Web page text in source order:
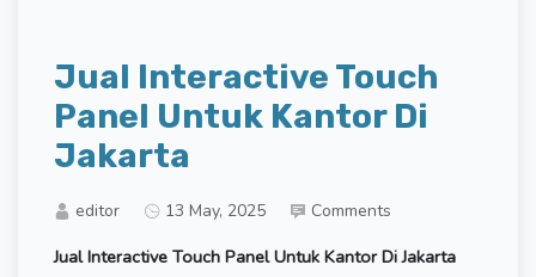
Jual Interactive Touch
Panel Untuk Kantor Di
Jakarta
editor 13 May, 2025 Comments
Jual Interactive Touch Panel Untuk Kantor Di Jakarta